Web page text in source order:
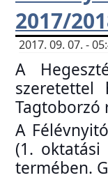
2017/
2017. 09. 07. -
A
Tagtoborzó
A
(1. oktatási
termében.